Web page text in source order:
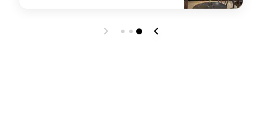
undefined New Orleans Coffee & Beignet Company®